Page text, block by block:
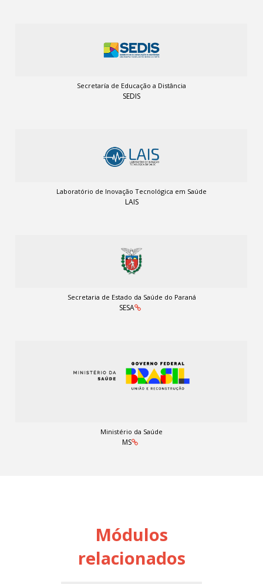
Secretaría de Educação a Distância
SEDIS
Laboratório de Inovação Tecnológica em Saúde
LAIS
Secretaria de Estado da Saúde do Paraná
SESA
Ministério da Saúde
MS
Módulos
relacionados